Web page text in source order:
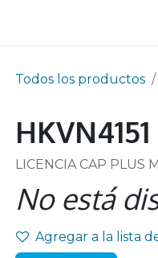
Todos los productos
HKVN4151
LICENCIA CAP PLUS
No está
Agregar a la lista